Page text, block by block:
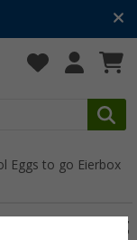
Eggs to go Eierbox
Eier strong